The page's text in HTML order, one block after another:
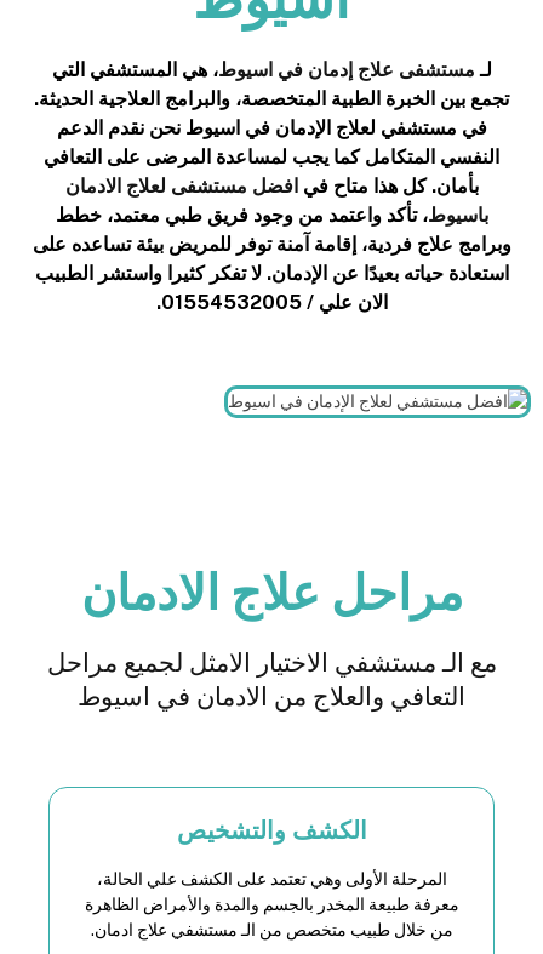
لـ مستشفى علاج إدمان في اسيوط، هي المستشفي التي
تجمع بين الخبرة الطبية المتخصصة، والبرامج العلاجية الحديثة.
في مستشفي لعلاج الإدمان في اسيوط نحن نقدم الدعم
النفسي المتكامل كما يجب لمساعدة المرضى على التعافي
بأمان. كل هذا متاح فيافضل مستشفى لعلاج الادمان
باسيوط، تأكد واعتمد من وجود فريق طبي معتمد، خطط
وبرامج علاج فردية، إقامة آمنة توفر للمريض بيئة تساعده على
استعادة حياته بعيدًا عن الإدمان. لا تفكر كثيرا واستشر الطبيب
الان علي / 01554532005.
مراحل علاج الادمان
مع الـ مستشفي الاختيار الامثل لجميع مراحل
التعافي والعلاج من الادمان في اسيوط
الكشف والتشخيص
المرحلة الأولى وهي تعتمد على الكشف علي الحالة،
معرفة طبيعة المخدر بالجسم والمدة والأمراض الظاهرة
من خلال طبيب متخصص من الـ مستشفي علاج ادمان.